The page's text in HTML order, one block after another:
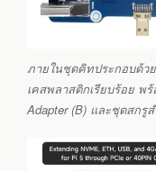
ภายในชุดคิทประกอบด้ว
เคสพลาสติกเรียบร้อย พ
Adapter (B) และชุดสกรู